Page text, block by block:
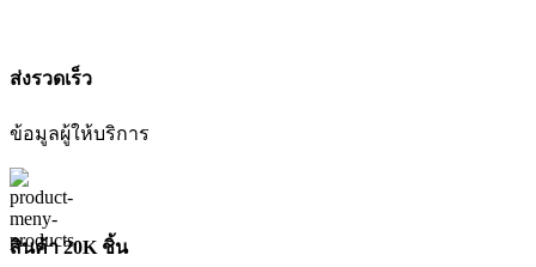
ชิ้น
ส่งรวดเร็ว
ข้อมูลผู้ให้บริการ
สินค้า 20K ชิ้น